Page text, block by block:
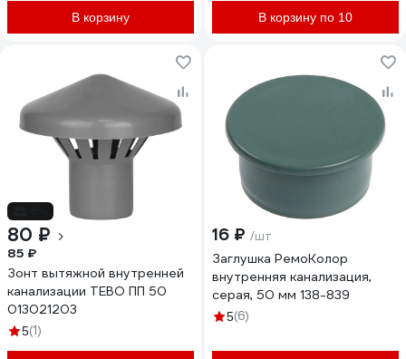
В корзину В корзину по 10
80 ₽
85 ₽
Зонт вытяжной внутренней
канализации TEBO ПП 50
013021203
5(1)
16 ₽ /шт
Заглушка РемоКолор
внутренняя канализация,
серая, 50 мм 138-839
5(6)